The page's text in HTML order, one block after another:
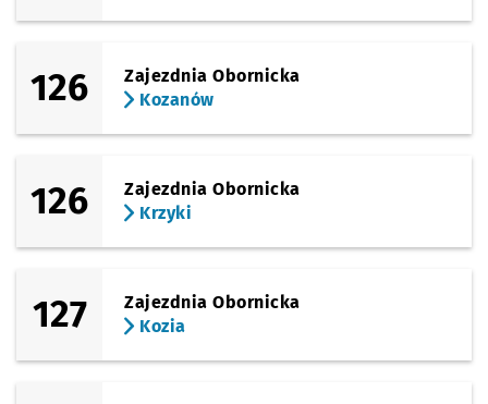
126
Zajezdnia Obornicka
Kozanów
126
Zajezdnia Obornicka
Krzyki
127
Zajezdnia Obornicka
Kozia